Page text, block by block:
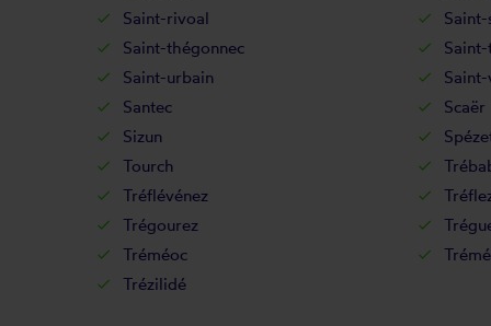
Saint-rivoal
Saint-thégonnec
Saint-urbain
Santec
Scaër
Sizun
Tourch
Tréflévénez
Trégourez
Tréméoc
Trézilidé